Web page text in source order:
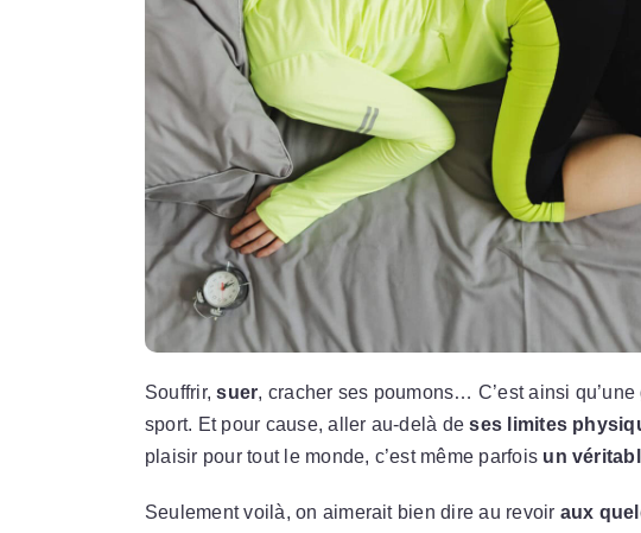
Souffrir, suer, cracher ses poumons… C’est ainsi
sport. Et pour cause, aller au-delà de ses limites
plaisir pour tout le monde, c’est même parfois un
Seulement voilà, on aimerait bien dire au revoir aux